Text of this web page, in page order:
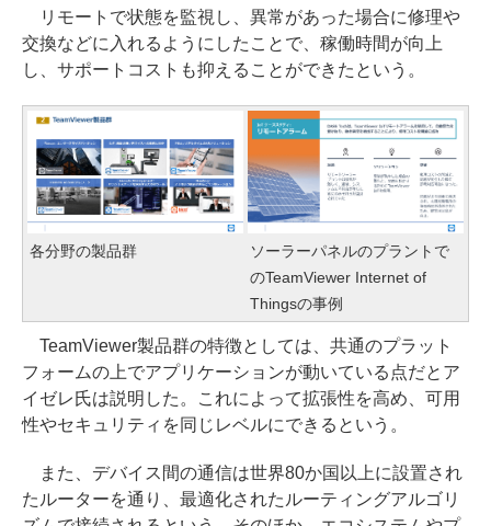
リモートで状態を監視し、異常があった場合に修理や
交換などに入れるようにしたことで、稼働時間が向上
し、サポートコストも抑えることができたという。
各分野の製品群
ソーラーパネルのプラントで
のTeamViewer Internet of
Thingsの事例
TeamViewer製品群の特徴としては、共通のプラット
フォームの上でアプリケーションが動いている点だとア
イゼレ氏は説明した。これによって拡張性を高め、可用
性やセキュリティを同じレベルにできるという。
また、デバイス間の通信は世界80か国以上に設置され
たルーターを通り、最適化されたルーティングアルゴリ